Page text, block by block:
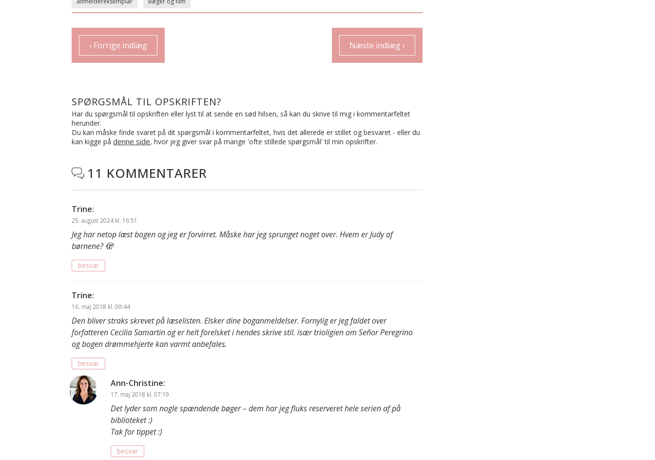
‹ Forrige indlæg Næste indlæg ›
SPØRGSMÅL TIL OPSKRIFTEN?
Har du spørgsmål til opskriften eller lyst til at sende en sød hilsen, så kan du skrive til mig i kommentarfeltet
herunder.
Du kan måske finde svaret på dit spørgsmål i kommentarfeltet, hvis det allerede er stillet og besvaret - eller du
kan kigge på denne side, hvor jeg giver svar på mange 'ofte stillede spørgsmål' til min opskrifter.
 11 KOMMENTARER
Trine:
25. august 2024 kl. 16:51
Jeg har netop læst bogen og jeg er forvirret. Måske har jeg sprunget noget over. Hvem er Judy af
børnene? 🫣
besvar
Trine:
16. maj 2018 kl. 09:44
Den bliver straks skrevet på læselisten. Elsker dine boganmeldelser. Fornylig er jeg faldet over
forfatteren Cecilia Samartin og er helt forelsket i hendes skrive stil. især trioligien om Señor Peregrino
og bogen drømmehjerte kan varmt anbefales.
besvar
Ann-Christine:
17. maj 2018 kl. 07:19
Det lyder som nogle spændende bøger – dem har jeg fluks reserveret hele serien af på
biblioteket :)
Tak for tippet :)
besvar